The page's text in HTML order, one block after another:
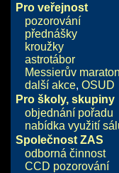
Pro veřejnost
pozorování
přednášky
kroužky
astrotábor
Messierův maraton
další akce, OSUD
Pro školy, skupiny
objednání pořadu
nabídka využití
Společnost ZAS
odborná činnost
CCD pozorování